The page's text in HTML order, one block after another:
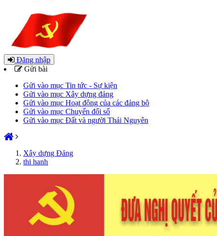
Đăng nhập
Gửi bài
Gửi vào mục Tin tức - Sự kiện
Gửi vào mục Xây dựng đảng
Gửi vào mục Hoạt động của các đảng bộ
Gửi vào mục Chuyển đổi số
Gửi vào mục Đất và người Thái Nguyên
Xây dựng Đảng
thi hanh